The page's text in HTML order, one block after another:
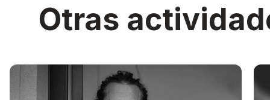
Otras